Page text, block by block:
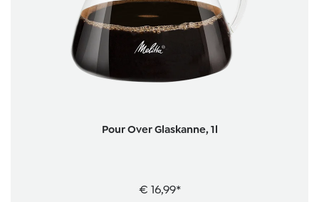
Pour Over Glaskanne, 1l
€ 16,99*